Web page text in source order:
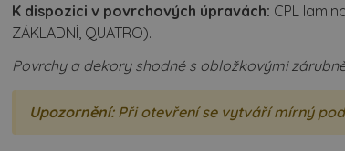
K dispozici v povrchových úpravách: CPL
ZÁKLADNÍ, QUATRO).
Povrchy a dekory shodné s obložkovými
Upozornění:Při otevření se vytváří mírný